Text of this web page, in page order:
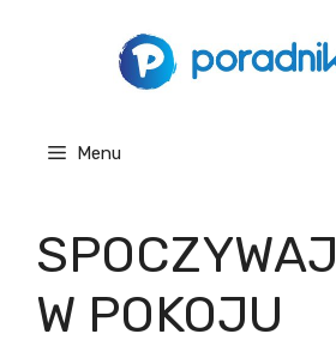
Menu
SPOCZYWAJ
W POKOJU